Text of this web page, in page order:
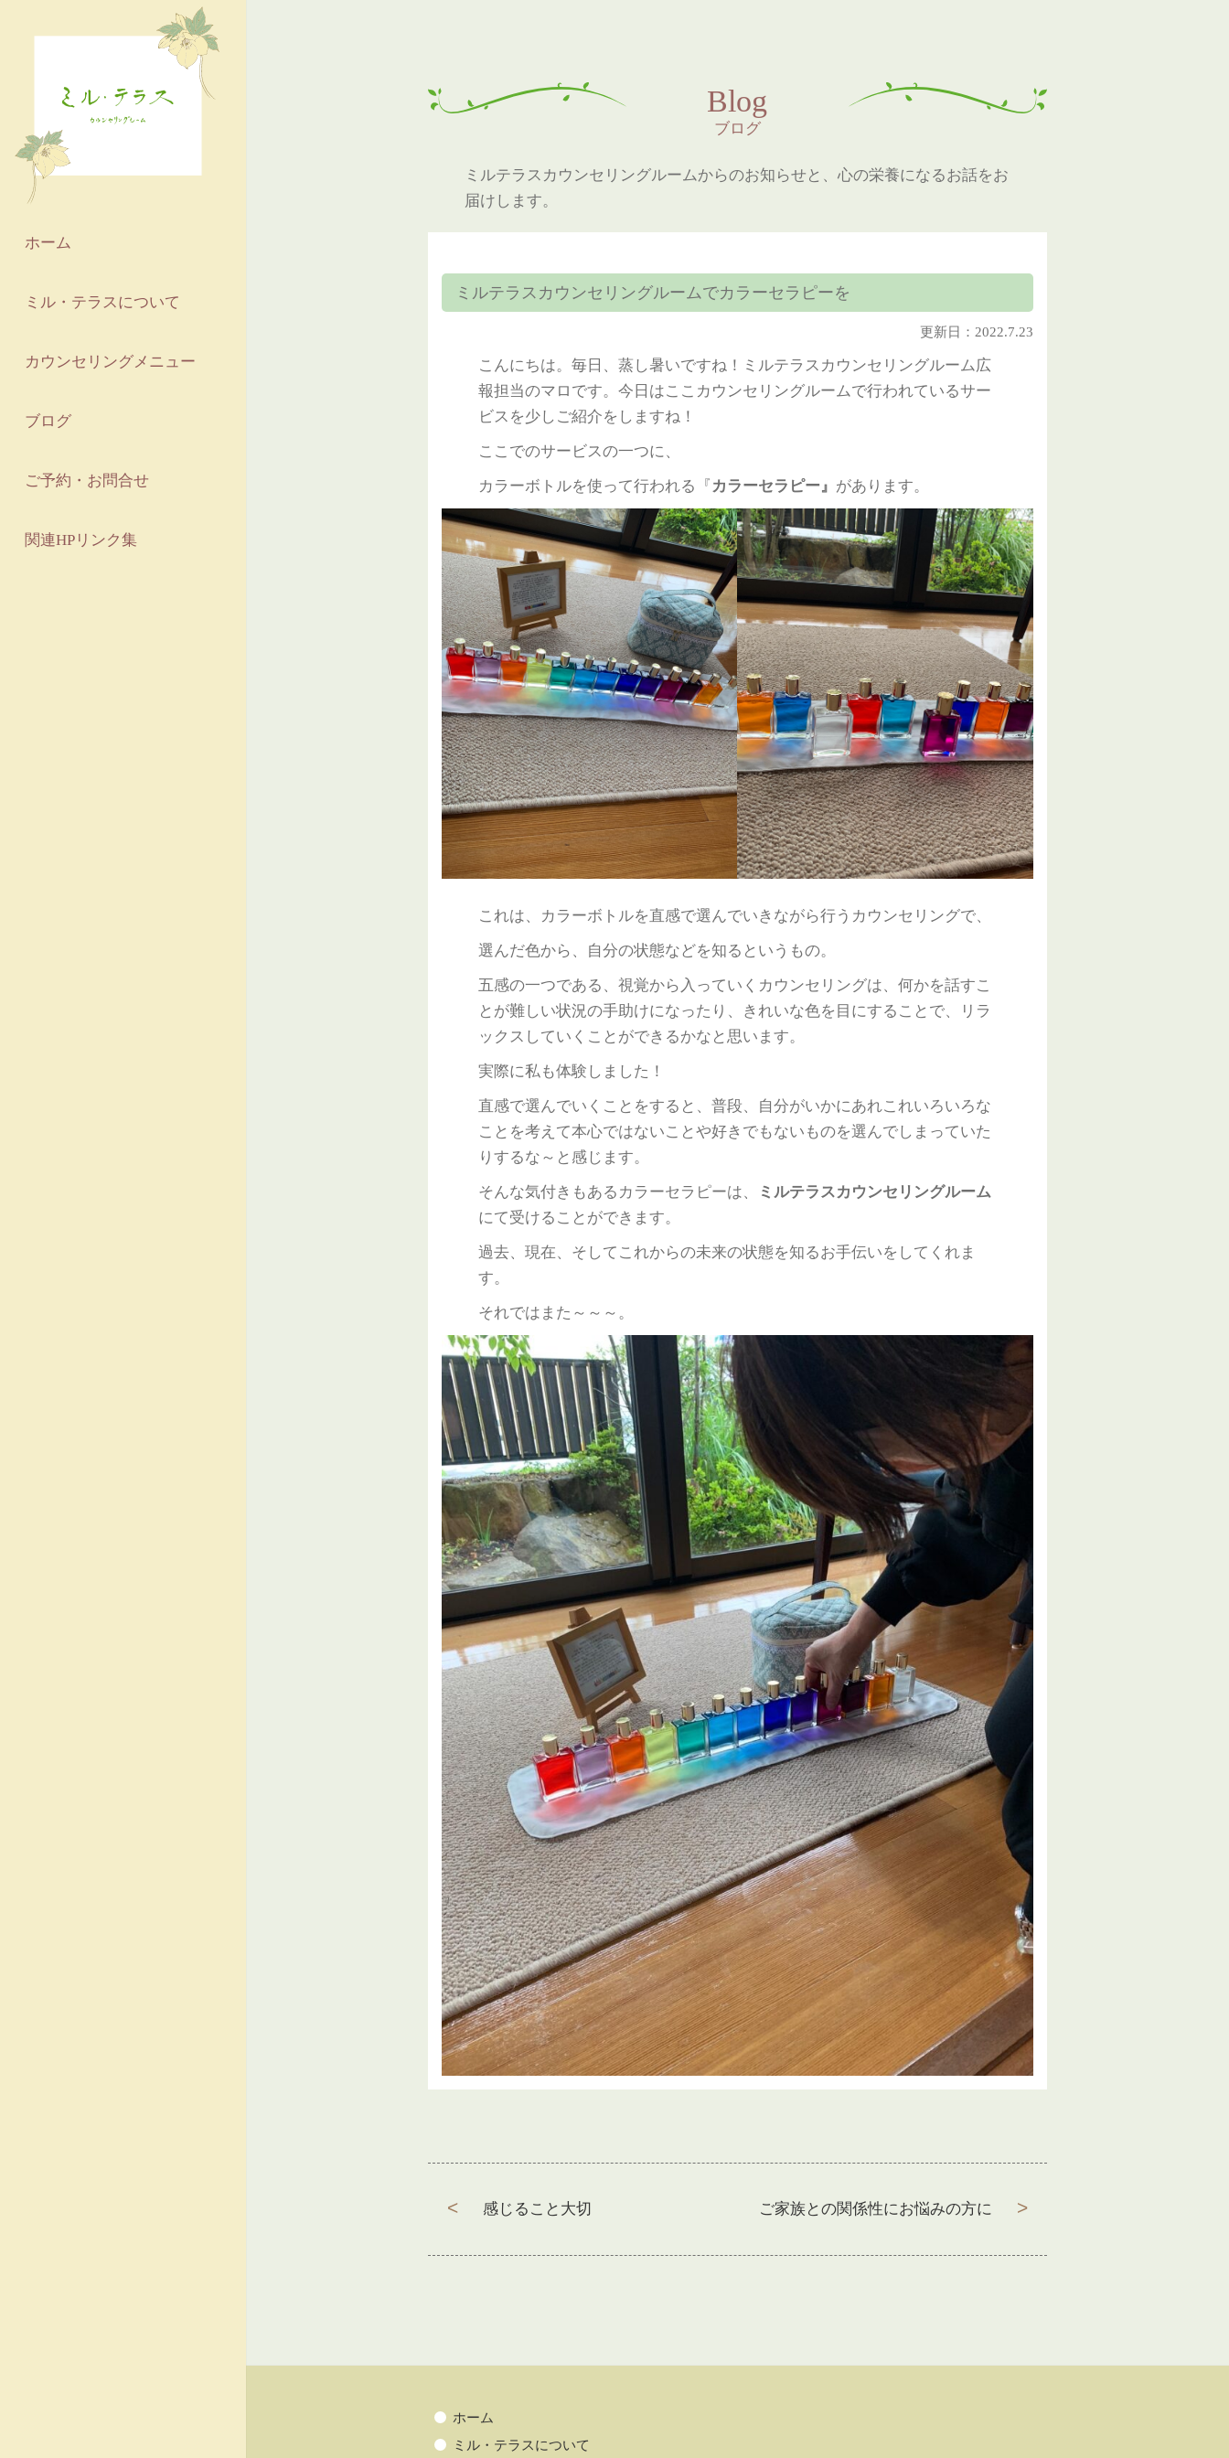
ホーム
ミル・テラスについて
カウンセリングメニュー
ブログ
ご予約・お問合せ
関連HPリンク集
Blog
ブログ
ミルテラスカウンセリングルームからのお知らせと、心の栄養になるお話をお
届けします。
ミルテラスカウンセリングルームでカラーセラピーを
更新日：2022.7.23
こんにちは。毎日、蒸し暑いですね！ミルテラスカウンセリングルーム広
報担当のマロです。今日はここカウンセリングルームで行われているサー
ビスを少しご紹介をしますね！
ここでのサービスの一つに、
カラーボトルを使って行われる『 カラーセラピー』 があります。
これは、カラーボトルを直感で選んでいきながら行うカウンセリングで、
選んだ色から、自分の状態などを知るというもの。
五感の一つである、視覚から入っていくカウンセリングは、何かを話すこ
とが難しい状況の手助けになったり、きれいな色を目にすることで、リラ
ックスしていくことができるかなと思います。
実際に私も体験しました！
直感で選んでいくことをすると、普段、自分がいかにあれこれいろいろな
ことを考えて本心ではないことや好きでもないものを選んでしまっていた
りするな～と感じます。
そんな気付きもあるカラーセラピーは、
ミルテラスカウンセリングルーム
にて受けることができます。
過去、現在、そしてこれからの未来の状態を知るお手伝いをしてくれま
す。
それではまた～～～。
投
前
感じること大切
次
ご家族との関係性にお悩みの方に
ホーム
ミル・テラスについて